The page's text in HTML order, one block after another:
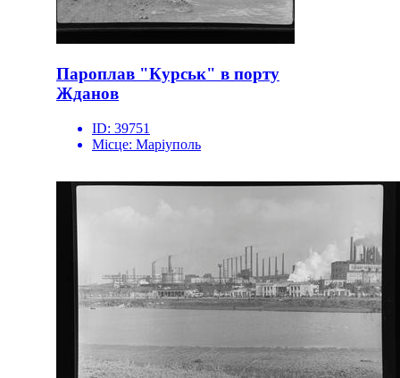
Пароплав "Курськ" в порту
Жданов
ID: 39751
Місце: Маріуполь